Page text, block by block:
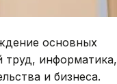
основных
труд, информатика,
и бизнеса.